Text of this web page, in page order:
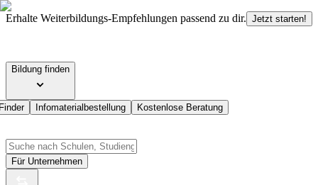
Erhalte Weiterbildungs-Empfehlungen passend zu dir. Jetzt starten!
Bildung finden
Infomaterialbestellung Kostenlose Beratung
Für Unternehmen